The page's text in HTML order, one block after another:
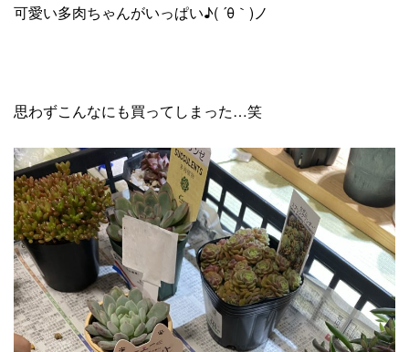
可愛い多肉ちゃんがいっぱい♪( ´θ｀)ノ
思わずこんなにも買ってしまった…笑